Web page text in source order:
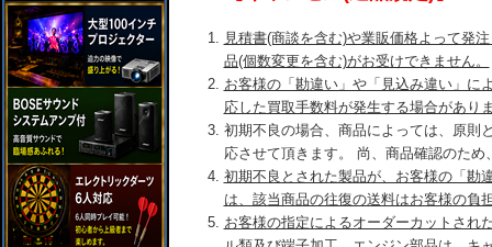
見積書(商談を含む)や業販価格よって発
品(個数変更を含む)がお受けできません。
お客様の「勘違い」や「見込み違い」に
応した買取手数料が発生する場合があり
初期不良の場合、商品によっては、原則
応させて頂きます。 尚、商品確認のた
初期不良とされた製品が、お客様の「勘
は、該当商品の往復の送料はお客様の負
お客様の指定によるオーダーカットされ